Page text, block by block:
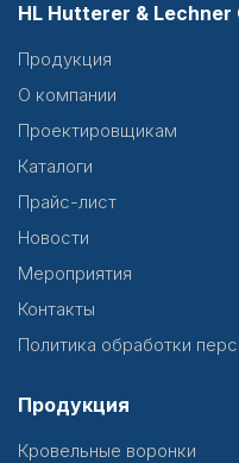
HL Hutterer & Lechner
Продукция
О компании
Проектировщикам
Каталоги
Прайс-лист
Новости
Мероприятия
Контакты
Политика обработки
Продукция
Кровельные воронки